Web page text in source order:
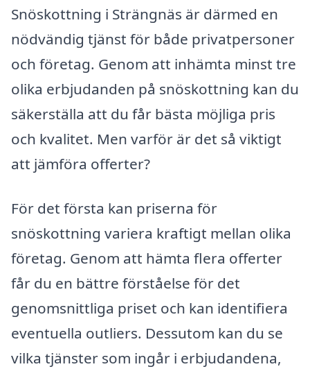
Snöskottning i Strängnäs är därmed en
nödvändig tjänst för både privatpersoner
och företag. Genom att inhämta minst tre
olika erbjudanden på snöskottning kan du
säkerställa att du får bästa möjliga pris
och kvalitet. Men varför är det så viktigt
att jämföra offerter?
För det första kan priserna för
snöskottning variera kraftigt mellan olika
företag. Genom att hämta flera offerter
får du en bättre förståelse för det
genomsnittliga priset och kan identifiera
eventuella outliers. Dessutom kan du se
vilka tjänster som ingår i erbjudandena,